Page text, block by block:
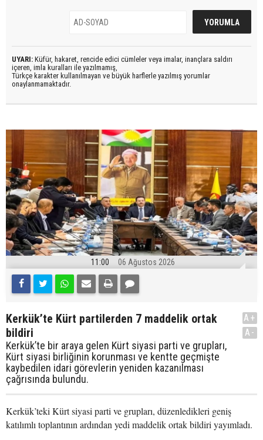
UYARI: Küfür, hakaret, rencide edici cümleler veya imalar, inançlara saldırı
içeren, imla kuralları ile yazılmamış,
Türkçe karakter kullanılmayan ve büyük harflerle yazılmış yorumlar
onaylanmamaktadır.
11:00 06 Ağustos 2026
Kerkük’te Kürt partilerden 7 maddelik ortak
bildiri
Kerkük’te bir araya gelen Kürt siyasi parti ve grupları,
Kürt siyasi birliğinin korunması ve kentte geçmişte
kaybedilen idari görevlerin yeniden kazanılması
çağrısında bulundu.
A+
A-
Kerkük’teki Kürt siyasi parti ve grupları, düzenledikleri geniş
katılımlı toplantının ardından yedi maddelik ortak bildiri yayımladı.